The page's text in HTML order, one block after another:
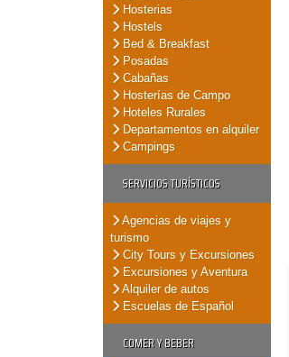
Hosterias
Hostels
Bed & Breakfast
Posadas
Cabañas
Hosterías de Campo
Hoteles Rurales
Departamentos en alquiler
Campings
SERVICIOS TURÍSTICOS
Agencias de viajes y
turismo
City Tours y Excursiones
Excursiones y Aventura
Alquiler de autos
Escuelas de Español
COMER Y BEBER